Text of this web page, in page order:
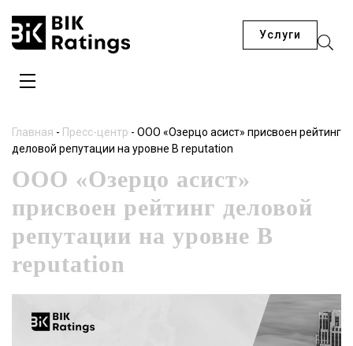
Услуги
Главная - Пресс-центр - ООО «Озерцо асист» присвоен рейтинг
деловой репутации на уровне B reputation
ООО «Озерцо асист»
присвоен рейтинг деловой
репутации на уровне B
reputation